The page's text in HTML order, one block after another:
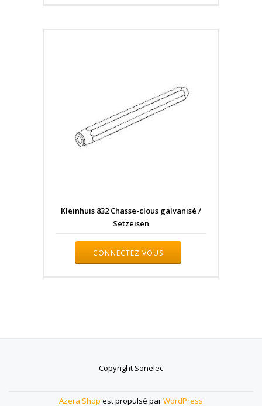
Kleinhuis 832 Chasse-clous galvanisé /
Setzeisen
CONNECTEZ VOUS
Copyright Sonelec
Azera Shop est propulsé parWordPress